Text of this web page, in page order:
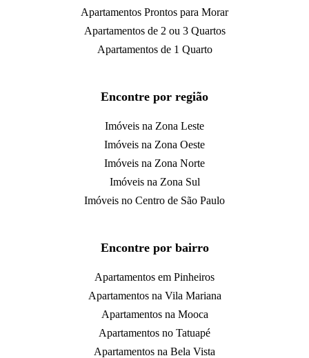
Apartamentos Prontos para Morar
Apartamentos de 2 ou 3 Quartos
Apartamentos de 1 Quarto
Encontre por região
Imóveis na Zona Leste
Imóveis na Zona Oeste
Imóveis na Zona Norte
Imóveis na Zona Sul
Imóveis no Centro de São Paulo
Encontre por bairro
Apartamentos em Pinheiros
Apartamentos na Vila Mariana
Apartamentos na Mooca
Apartamentos no Tatuapé
Apartamentos na Bela Vista